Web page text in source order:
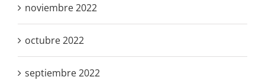
noviembre 2022
octubre 2022
septiembre 2022